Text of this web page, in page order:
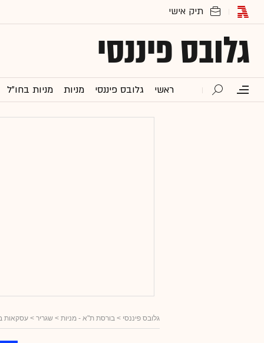
גלובס פיננסי
ראשי גלובס פיננסי מניות מניות בחו"ל
גלובס פיננסי > בורסת ת"א - מניות > שגריר > עסקאות